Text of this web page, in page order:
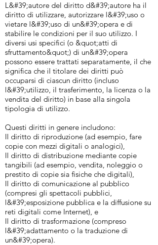
L&#39;autore del diritto d&#39;autore ha il
diritto di utilizzare, autorizzare l&#39;uso o
vietare l&#39;uso di un&#39;opera e di
stabilire le condizioni per il suo utilizzo. I
diversi usi specifici (o &quot;atti di
sfruttamento&quot;) di un&#39;opera
possono essere trattati separatamente, il che
significa che il titolare dei diritti può
occuparsi di ciascun diritto (incluso
l&#39;utilizzo, il trasferimento, la licenza o la
vendita del diritto) in base alla singola
tipologia di utilizzo.
Questi diritti in genere includono:
Il diritto di riproduzione (ad esempio, fare
copie con mezzi digitali o analogici),
Il diritto di distribuzione mediante copie
tangibili (ad esempio, vendita, noleggio o
prestito di copie sia fisiche che digitali),
Il diritto di comunicazione al pubblico
(compresi gli spettacoli pubblici,
l&#39;esposizione pubblica e la diffusione su
reti digitali come Internet), e
Il diritto di trasformazione (compreso
l&#39;adattamento o la traduzione di
un&#39;opera).